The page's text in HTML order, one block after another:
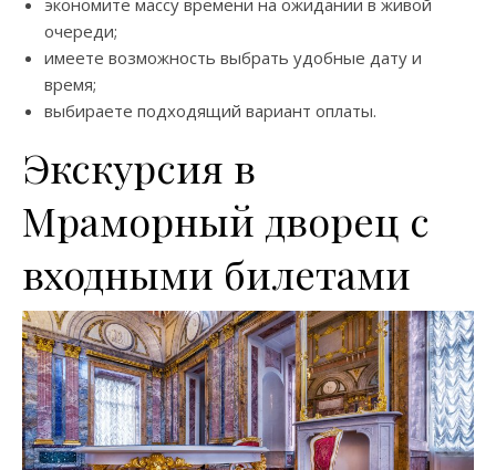
экономите массу времени на ожидании в живой
очереди;
имеете возможность выбрать удобные дату и
время;
выбираете подходящий вариант оплаты.
Экскурсия в
Мраморный дворец с
входными билетами